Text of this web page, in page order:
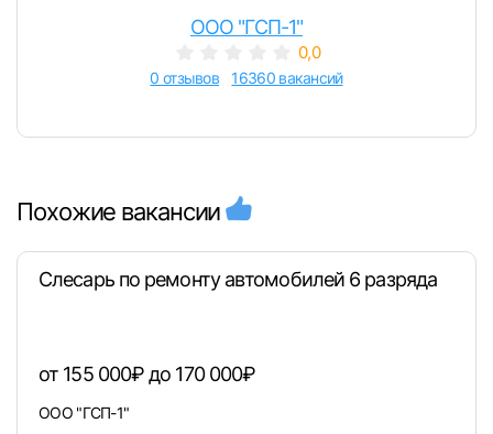
Войти
ООО "ГСП-1"
0,0
0 отзывов 16360 вакансий
Похожие вакансии
Слесарь по ремонту автомобилей 6 разряда
от 155 000₽ до 170 000₽
ООО "ГСП-1"